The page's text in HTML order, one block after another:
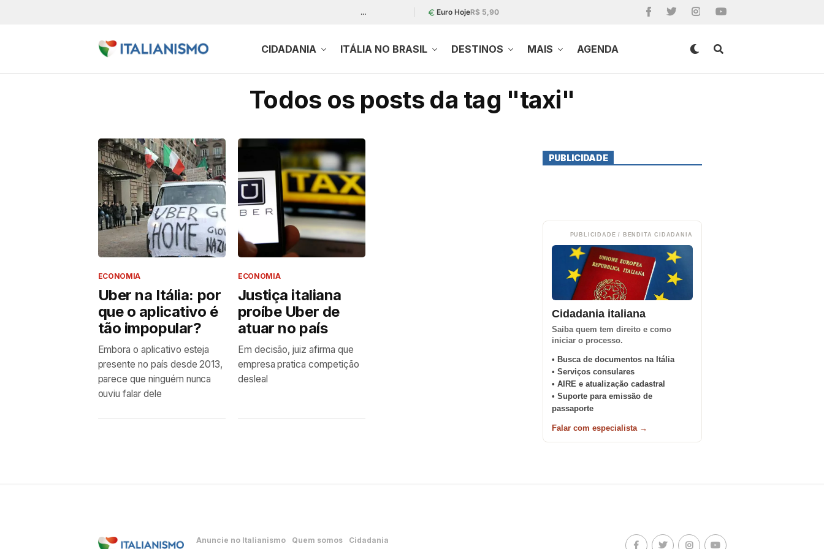
… Euro HojeR$ 5,90
CIDADANIA ITÁLIA NO BRASIL DESTINOS MAIS AGENDA
Todos os posts da tag "taxi"
ECONOMIA
Uber na Itália: por
que o aplicativo é
tão impopular?
Embora o aplicativo esteja
presente no país desde 2013,
parece que ninguém nunca
ouviu falar dele
ECONOMIA
Justiça italiana
proíbe Uber de
atuar no país
Em decisão, juiz afirma que
empresa pratica competição
desleal
PUBLICIDADE
PUBLICIDADE / BENDITA CIDADANIA
Cidadania italiana
Saiba quem tem direito e como
iniciar o processo.
• Busca de documentos na Itália
• Serviços consulares
• AIRE e atualização cadastral
• Suporte para emissão de
passaporte
Falar com especialista →
Anuncie no Italianismo Quem somos
Cidadania